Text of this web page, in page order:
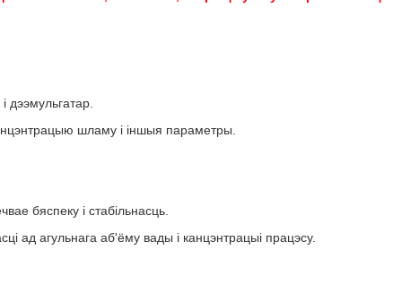
дээмульгатар.
шламу і іншыя параметры.
бяспеку і стабільнасць.
ад агульнага аб'ёму вады і канцэнтрацыі працэсу.